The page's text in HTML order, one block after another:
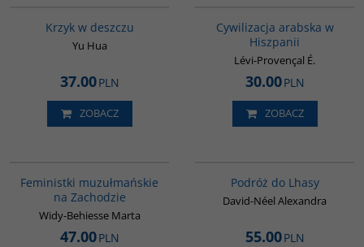
Krzyk w deszczu
Yu Hua
37.00PLN
ZOBACZ
Cywilizacja arabska w
Hiszpanii
Lévi-Provençal É.
30.00PLN
ZOBACZ
Feministki muzułmańskie
na Zachodzie
Widy-Behiesse Marta
47.00PLN
Podróż do Lhasy
David-Néel Alexandra
55.00PLN